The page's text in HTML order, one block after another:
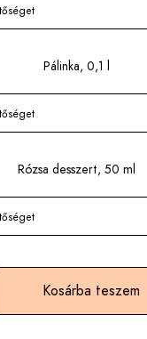
Pálinka, 0,1 l
Rózsa desszert, 50 ml
Kosárba teszem